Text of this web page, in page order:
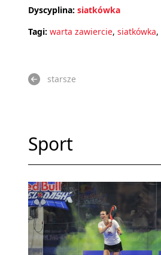
Dyscyplina: siatkówka
Tagi: warta zawiercie, siatkówka,
starsze
Sport